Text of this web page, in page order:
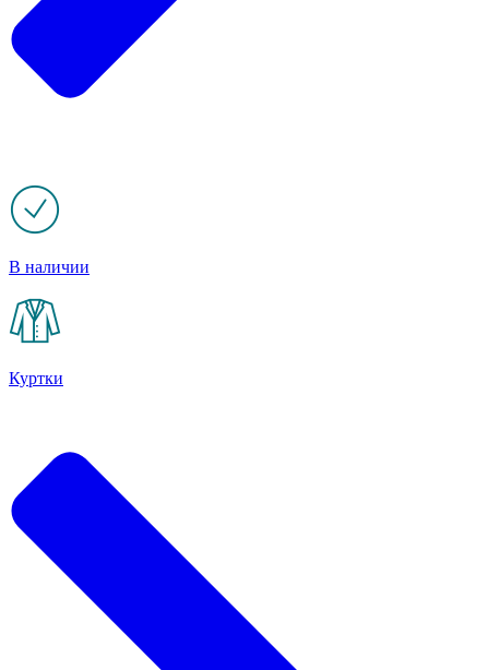
В наличии
Куртки